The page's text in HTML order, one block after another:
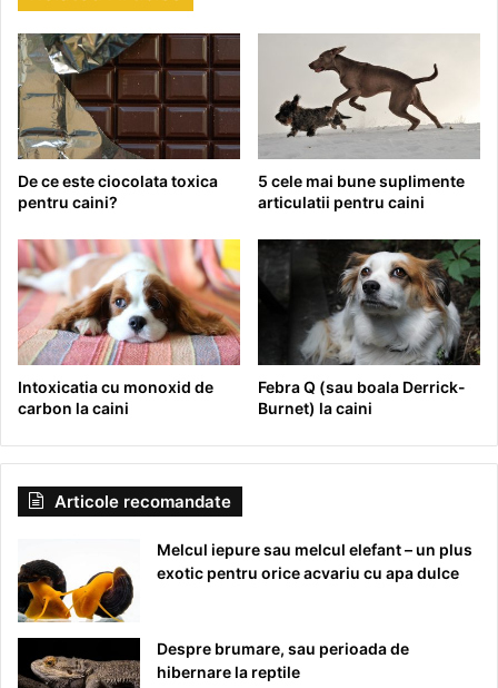
De ce este ciocolata toxica
pentru caini?
5 cele mai bune suplimente
articulatii pentru caini
Intoxicatia cu monoxid de
carbon la caini
Febra Q (sau boala Derrick-
Burnet) la caini
Articole recomandate
Melcul iepure sau melcul elefant – un plus
exotic pentru orice acvariu cu apa dulce
Despre brumare, sau perioada de
hibernare la reptile